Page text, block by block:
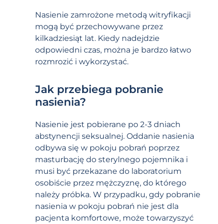
Nasienie zamrożone metodą witryfikacji
mogą być przechowywane przez
kilkadziesiąt lat. Kiedy nadejdzie
odpowiedni czas, można je bardzo łatwo
rozmrozić i wykorzystać.
Jak przebiega pobranie
nasienia?
Nasienie jest pobierane po 2-3 dniach
abstynencji seksualnej. Oddanie nasienia
odbywa się w pokoju pobrań poprzez
masturbację do sterylnego pojemnika i
musi być przekazane do laboratorium
osobiście przez mężczyznę, do którego
należy próbka. W przypadku, gdy pobranie
nasienia w pokoju pobrań nie jest dla
pacjenta komfortowe, może towarzyszyć